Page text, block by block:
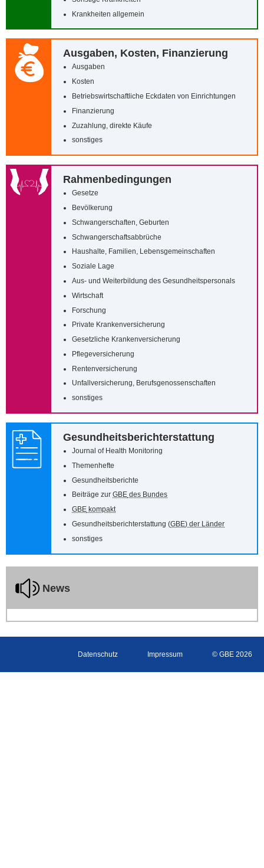
Krankheiten allgemein
Ausgaben, Kosten, Finanzierung
Ausgaben
Kosten
Betriebswirtschaftliche Eckdaten von Einrichtungen
Finanzierung
Zuzahlung, direkte Käufe
sonstiges
Rahmenbedingungen
Gesetze
Bevölkerung
Schwangerschaften, Geburten
Schwangerschaftsabbrüche
Haushalte, Familien, Lebensgemeinschaften
Soziale Lage
Aus- und Weiterbildung des Gesundheitspersonals
Wirtschaft
Forschung
Private Krankenversicherung
Gesetzliche Krankenversicherung
Pflegeversicherung
Rentenversicherung
Unfallversicherung, Berufsgenossenschaften
sonstiges
Gesundheitsberichterstattung
Journal of Health Monitoring
Themenhefte
Gesundheitsberichte
Beiträge zur GBE des Bundes
GBE kompakt
Gesundheitsberichterstattung (GBE) der Länder
sonstiges
News
Datenschutz Impressum © GBE 2026